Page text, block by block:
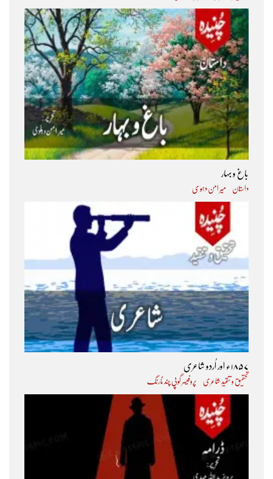
باغ و بہار
داستان میر امن دہو ی
۱۸۵۷ء اور اُردو شاعری
تحقیق و تنقید شاعری پروفیسر گوپی چند نارنگ